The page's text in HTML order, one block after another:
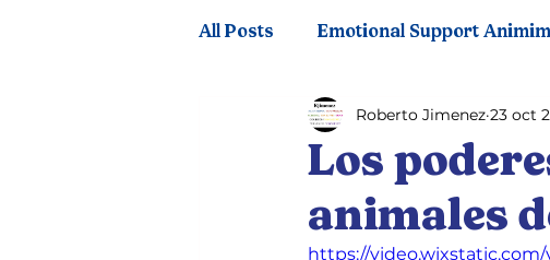
All Posts Emotional Support
Pet therapy Mental health and
Los
animales
Roberto Jimenez 23 oct
https://video.wixstatic.com/